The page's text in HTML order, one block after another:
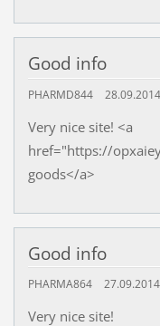
Good info
PHARMD844 28.09.2014
Very nice site! <a
href="https://
goods</a>
Good info
PHARMA864 27.09.2014
Very nice site!